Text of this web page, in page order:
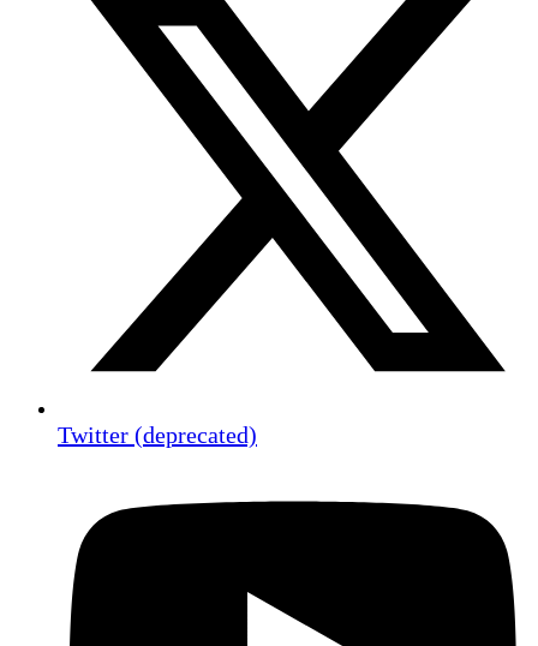
Twitter (deprecated)